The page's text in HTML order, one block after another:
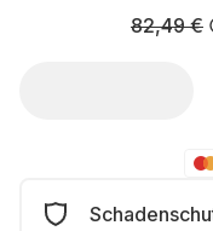
82,49 €